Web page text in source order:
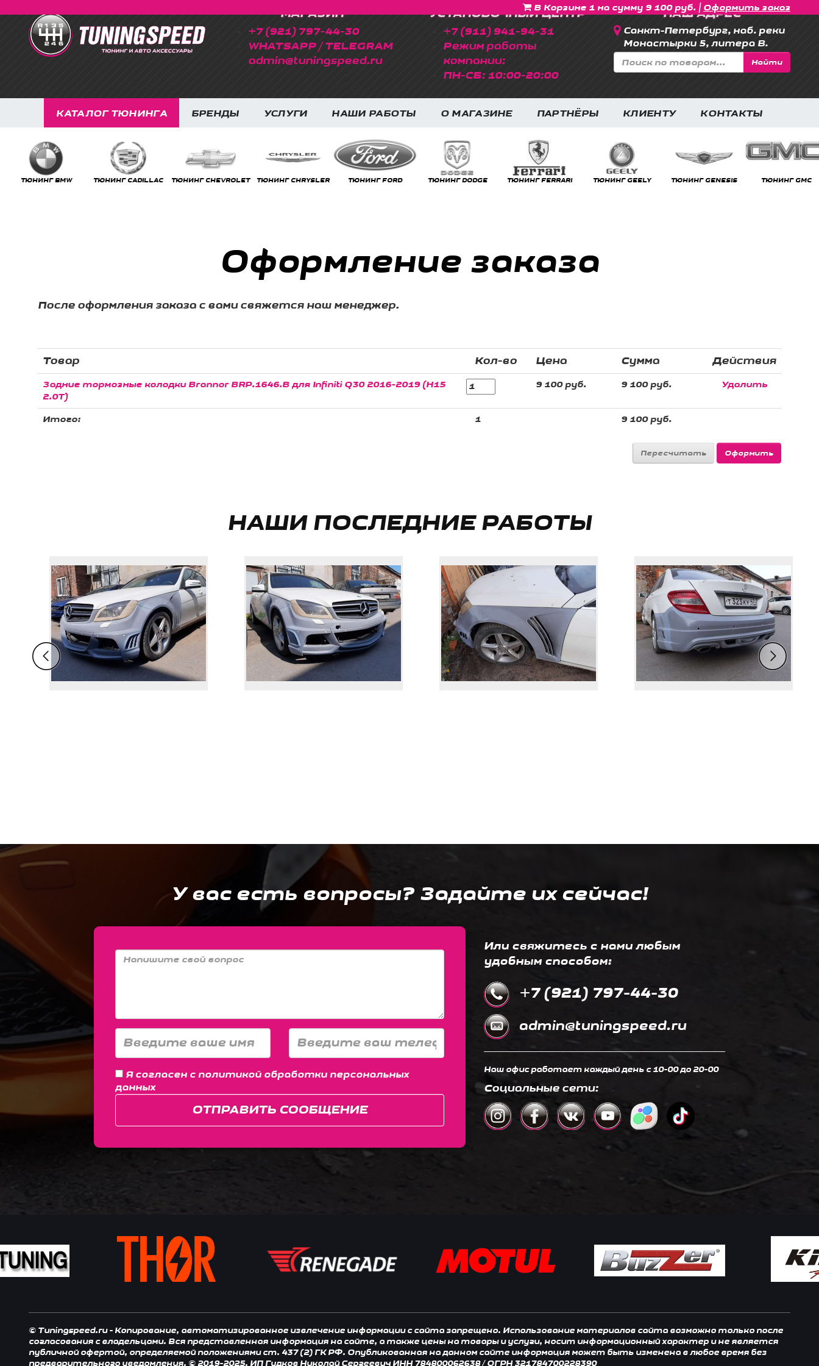
В Корзине 1 на сумму 9 100 руб. | Оформить заказ
МАГАЗИН
+7 (921) 797-44-30
WHATSAPP / TELEGRAM
admin@tuningspeed.ru
УСТАНОВОЧНЫЙ ЦЕНТР
+7 (911) 941-94-31
Режим работы
компании:
ПН-СБ: 10:00-20:00
НАШ АДРЕС
Санкт-Петербург, наб. реки
Монастырки 5, литера В.
Найти
КАТАЛОГ ТЮНИНГА БРЕНДЫ УСЛУГИ НАШИ РАБОТЫ О МАГАЗИНЕ ПАРТНЁРЫ КЛИЕНТУ КОНТАКТЫ
ТЮНИНГ BMW ТЮНИНГ CADILLAC ТЮНИНГ CHEVROLET ТЮНИНГ CHRYSLER ТЮНИНГ FORD ТЮНИНГ DODGE ТЮНИНГ FERRARI ТЮНИНГ GEELY ТЮНИНГ GENESIS ТЮНИНГ GMC
Оформление заказа
После оформления заказа с вами свяжется наш менеджер.
Товар Кол-во Цена Сумма Действия
Задние тормозные колодки Brannor BRP.1646.B для Infiniti Q30 2016-2019 (H15
2.0T)
9 100 руб. 9 100 руб. Удалить
Итого: 1 9 100 руб.
НАШИ ПОСЛЕДНИЕ РАБОТЫ
У вас есть вопросы? Задайте их сейчас!
Я согласен с политикой обработки персональных
данных
ОТПРАВИТЬ СООБЩЕНИЕ
Или свяжитесь с нами любым
удобным способом:
+7 (921) 797-44-30
admin@tuningspeed.ru
Наш офис работает каждый день c 10-00 до 20-00
Социальные сети:
© Tuningspeed.ru - Копирование, автоматизированное извлечение информации с сайта запрещено. Использование материалов сайта возможно только после
согласования с владельцами. Вся представленная информация на сайте, а также цены на товары и услуги, носит информационный характер и не является
публичной офертой, определяемой положениями ст. 437 (2) ГК РФ. Опубликованная на данном сайте информация может быть изменена в любое время без
предварительного уведомления. © 2019-2025. ИП Гудков Николай Сергеевич ИНН 784800062638 / ОГРН 321784700228390